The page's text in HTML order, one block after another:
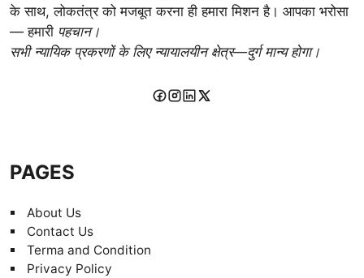
के साथ, लोकतंत्र को मजबूत करना ही हमारा मिशन है। आपका भरोसा
— हमारी पहचान।
सभी न्यायिक प्रकरणों के लिए न्यायालयीन क्षेत्र—दुर्ग मान्य होगा।
PAGES
About Us
Contact Us
Terma and Condition
Privacy Policy